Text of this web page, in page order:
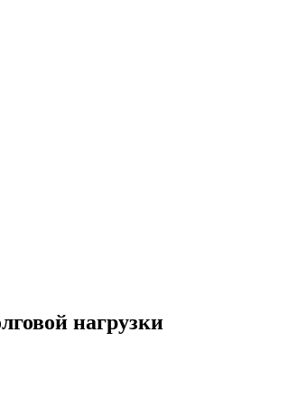
нагрузки